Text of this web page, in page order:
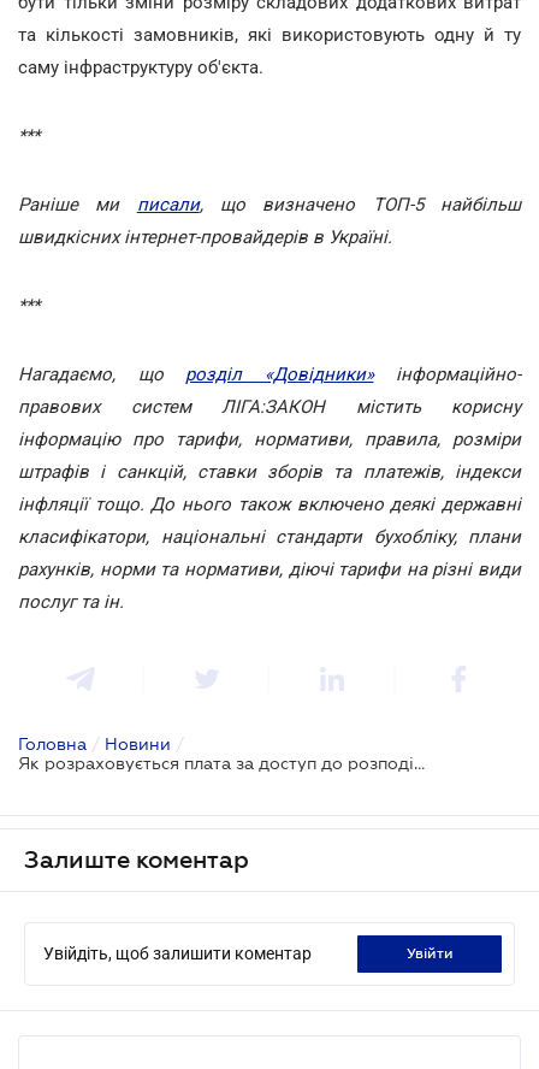
та кількості замовників, які використовують одну й ту
саму інфраструктуру об'єкта.
***
Раніше ми писали, що визначено ТОП-5 найбільш
швидкісних інтернет-провайдерів в Україні.
***
Нагадаємо, що розділ «Довідники»інформаційно-
правових систем ЛІГА:ЗАКОН містить корисну
інформацію про тарифи, нормативи, правила, розміри
штрафів і санкцій, ставки зборів та платежів, індекси
інфляції тощо. До нього також включено деякі державні
класифікатори, національні стандарти бухобліку, плани
рахунків, норми та нормативи, діючі тарифи на різні види
послуг та ін.
Головна / Новини /
Як розраховується плата за доступ до розподільної мережі будинку?
Залиште коментар
Увійдіть, щоб залишити коментар увійти